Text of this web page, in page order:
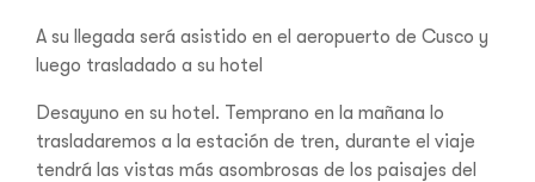
A su llegada será asistido en el aeropuerto de Cusco y
luego trasladado a su hotel
Desayuno en su hotel. Temprano en la mañana lo
trasladaremos a la estación de tren, durante el viaje
tendrá las vistas más asombrosas de los paisajes del